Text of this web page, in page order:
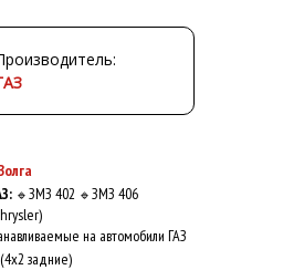
🔹 ЗМЗ 402 🔹 ЗМЗ 406
на автомобили ГАЗ
задние)